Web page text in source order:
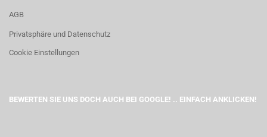
AGB
Privatsphäre und Datenschutz
Cookie Einstellungen
BEWERTEN SIE UNS DOCH AUCH BEI GOOGLE! .. EINFACH ANKLICKEN!